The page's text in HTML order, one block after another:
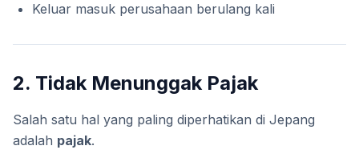
Keluar masuk perusahaan berulang kali
2. Tidak Menunggak Pajak
Salah satu hal yang paling diperhatikan di Jepang
adalah pajak.